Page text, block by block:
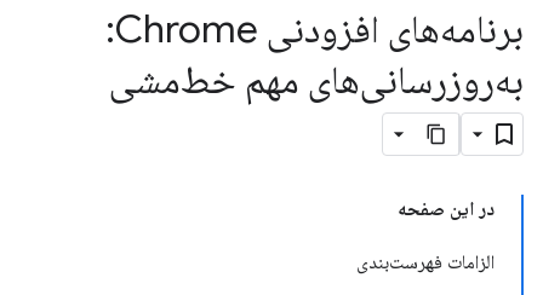
برنامه‌های افزودنی Chrome:
به‌روزرسانی‌های مهم خط‌مشی
در این صفحه
الزامات فهرست‌بندی